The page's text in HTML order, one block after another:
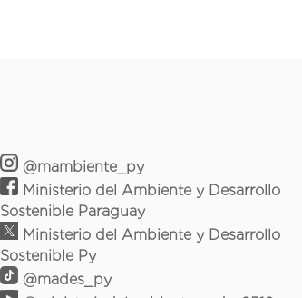
@mambiente_py
Ministerio del Ambiente y Desarrollo
Sostenible Paraguay
Ministerio del Ambiente y Desarrollo
Sostenible Py
@mades_py